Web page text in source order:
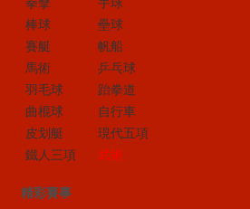
拳擊
手球
棒球
壘球
賽艇
帆船
馬術
乒乓球
羽毛球
跆拳道
曲棍球
自行車
皮划艇
現代五項
鐵人三項
武術
精彩賽事